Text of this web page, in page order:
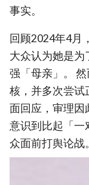
事实。
回顾2024年4月
大众认为她是为
强「母亲」。
核，并多次尝试
面回应，审理因
意识到比起「一
众面前打舆论战。